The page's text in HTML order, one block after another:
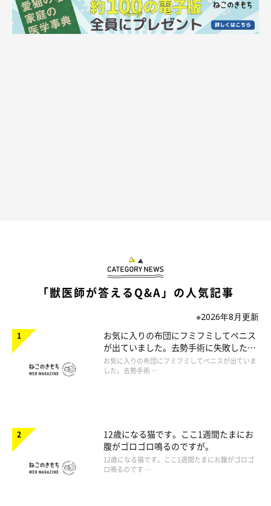
「獣医師が答えるQ&A」の人気記事
※2026年8月更新
お気に入りの布団にフミフミしてペニス
が出ていました。去勢手術に失敗したの
でしょうか。
お気に入りの布団にフミフミしてペニスが出ていま
した。去勢手術 …
12歳になる猫です。ここ1週間たまにお
腹がゴロゴロ鳴るのですが。
12歳になる猫です。ここ1週間たまにお腹がゴロゴ
ロ鳴るのです …